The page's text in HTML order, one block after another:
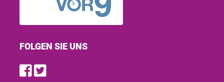
FOLGEN SIE UNS
Find us on Facebook
Follow us on Twitter